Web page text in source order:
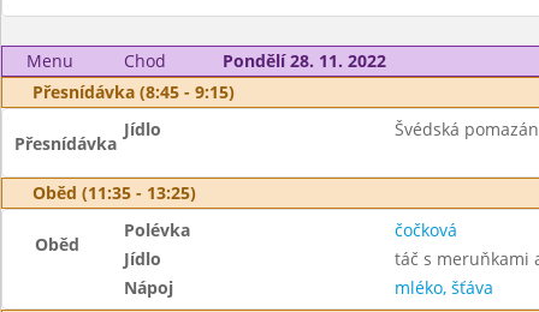
Menu Chod
Pondělí 28. 11. 2022
Přesnídávka (8:45 - 9:15)
Přesnídávka
Jídlo Švédská
Oběd (11:35 - 13:25)
Oběd
Polévka
čočková
Jídlo
táč s meruňkami
Nápoj
mléko, šťáva